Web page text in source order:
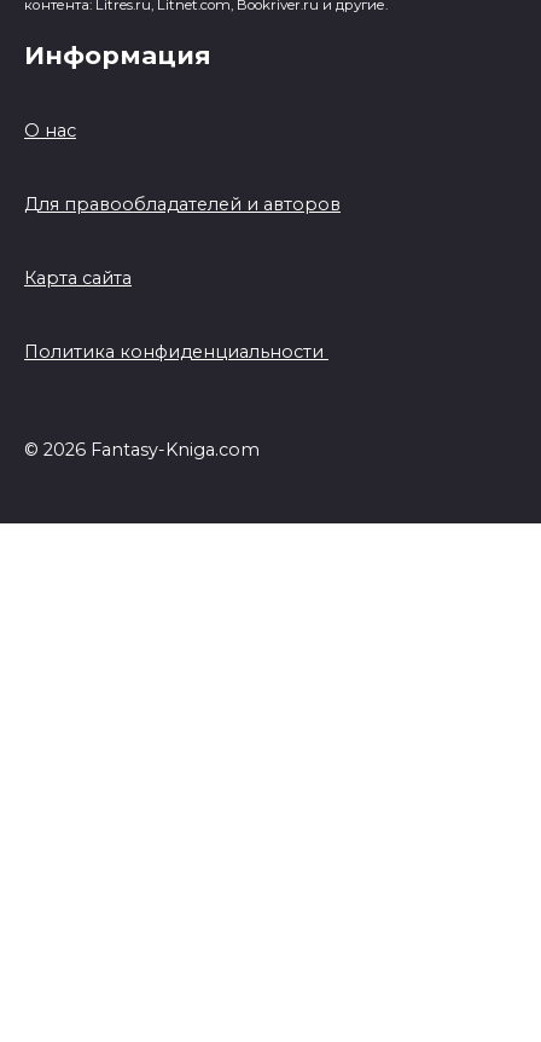
контента: Litres.ru, Litnet.com, Bookriver.ru и другие.
Информация
О нас
Для правообладателей и авторов
Карта сайта
Политика конфиденциальности
© 2026 Fantasy-Kniga.com